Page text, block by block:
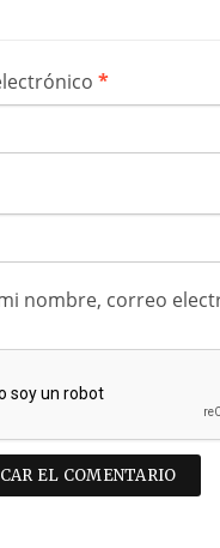
*
nombre, correo